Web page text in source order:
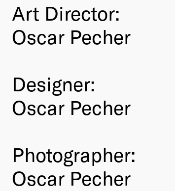
Art Director:
Oscar Pecher
Designer:
Oscar Pecher
Photographer:
Oscar Pecher